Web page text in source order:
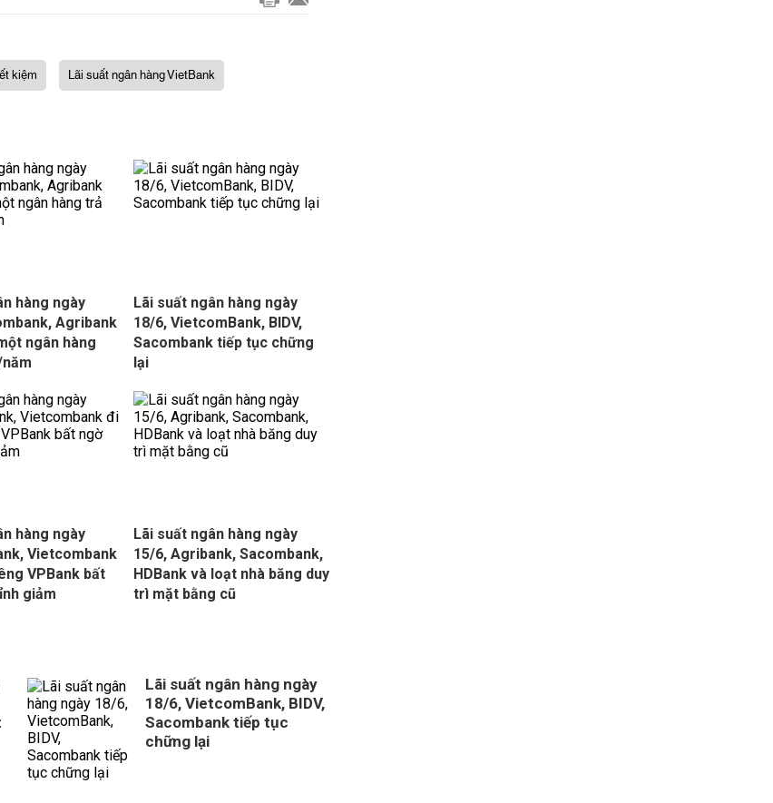
kiệm Lãi suất ngân hàng VietBank
hàng ngày
Agribank
ngân hàng
Lãi suất ngân hàng ngày
18/6, VietcomBank, BIDV,
Sacombank tiếp tục chững
lại
hàng ngày
Vietcombank
VPBank bất
giảm
Lãi suất ngân hàng ngày
15/6, Agribank, Sacombank,
HDBank và loạt nhà băng duy
trì mặt bằng cũ
Lãi suất ngân hàng ngày
18/6, VietcomBank, BIDV,
Sacombank tiếp tục
chững lại